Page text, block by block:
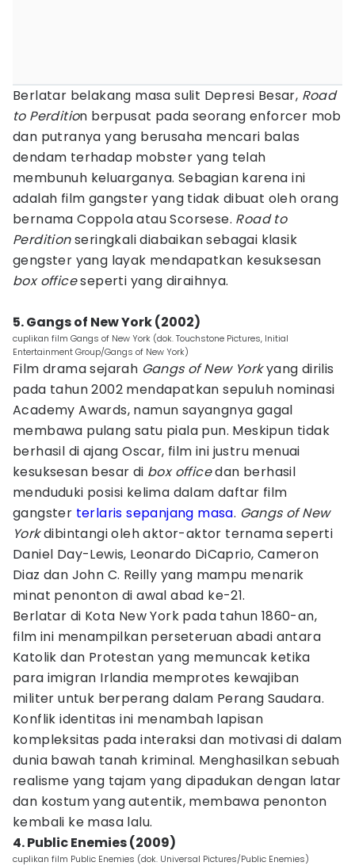
Berlatar belakang masa sulit Depresi Besar, Road
to Perdition berpusat pada seorang enforcer mob
dan putranya yang berusaha mencari balas
dendam terhadap mobster yang telah
membunuh keluarganya. Sebagian karena ini
adalah film gangster yang tidak dibuat oleh orang
bernama Coppola atau Scorsese. Road to
Perditionseringkali diabaikan sebagai klasik
gengster yang layak mendapatkan kesuksesan
box officeseperti yang diraihnya.
5. Gangs of New York (2002)
cuplikan film Gangs of New York (dok. Touchstone Pictures, Initial
Entertainment Group/Gangs of New York)
Film drama sejarah Gangs of New Yorkyang dirilis
pada tahun 2002 mendapatkan sepuluh nominasi
Academy Awards, namun sayangnya gagal
membawa pulang satu piala pun. Meskipun tidak
berhasil di ajang Oscar, film ini justru menuai
kesuksesan besar di box officedan berhasil
menduduki posisi kelima dalam daftar film
gangster terlaris sepanjang masa. Gangs of New
Yorkdibintangi oleh aktor-aktor ternama seperti
Daniel Day-Lewis, Leonardo DiCaprio, Cameron
Diaz dan John C. Reilly yang mampu menarik
minat penonton di awal abad ke-21.
Berlatar di Kota New York pada tahun 1860-an,
film ini menampilkan perseteruan abadi antara
Katolik dan Protestan yang memuncak ketika
para imigran Irlandia memprotes kewajiban
militer untuk berperang dalam Perang Saudara.
Konflik identitas ini menambah lapisan
kompleksitas pada interaksi dan motivasi di dalam
dunia bawah tanah kriminal. Menghasilkan sebuah
realisme yang tajam yang dipadukan dengan latar
dan kostum yang autentik, membawa penonton
kembali ke masa lalu.
4. Public Enemies (2009)
cuplikan film Public Enemies (dok. Universal Pictures/Public Enemies)